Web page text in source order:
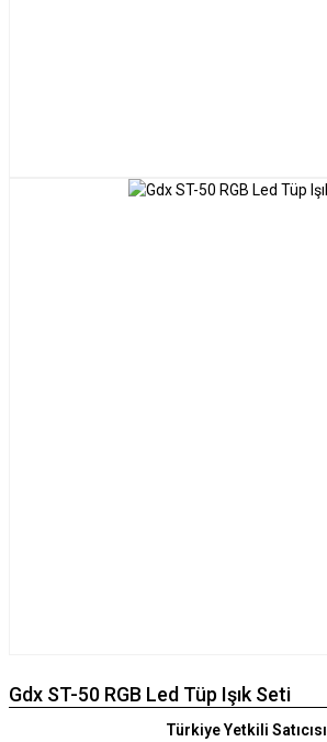
Gdx ST-50 RGB Led Tüp Işık Seti
Türkiye Yetkili Satıcısı